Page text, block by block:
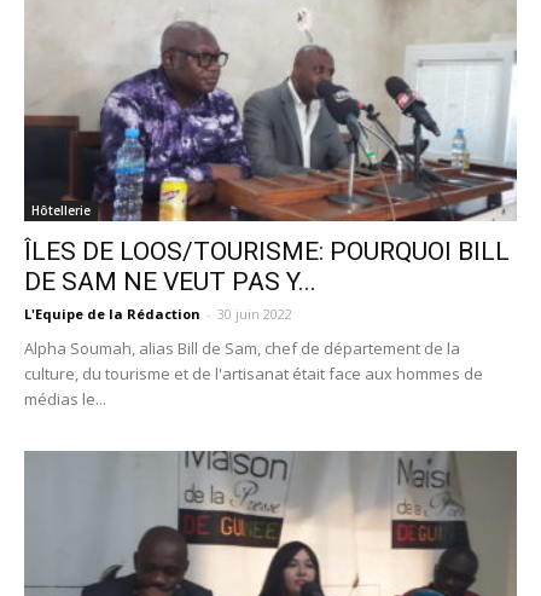
Hôtellerie
ÎLES DE LOOS/TOURISME: POURQUOI BILL
DE SAM NE VEUT PAS Y...
L'Equipe de la Rédaction - 30 juin 2022
Alpha Soumah, alias Bill de Sam, chef de département de la
culture, du tourisme et de l'artisanat était face aux hommes de
médias le...